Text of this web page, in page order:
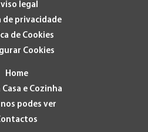
legal
de privacidade
de Cookies
Cookies
Home
Casa e Cozinha
podes ver